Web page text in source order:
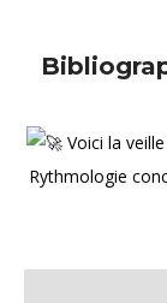
Voici la
Rythmologie